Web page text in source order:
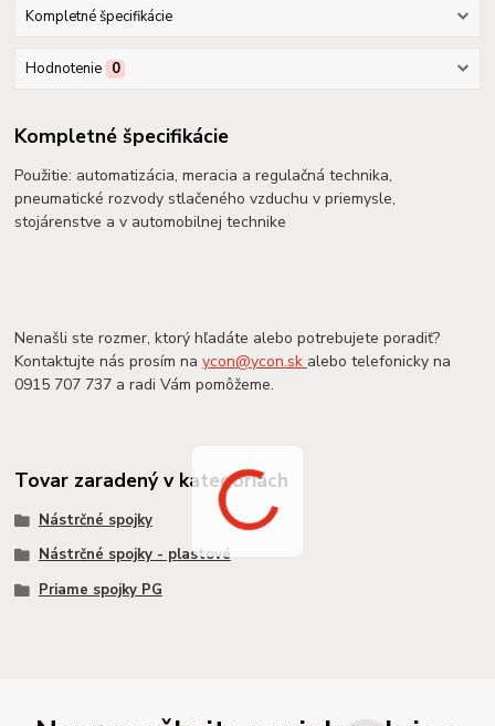
Kompletné špecifikácie
Hodnotenie 0
Kompletné špecifikácie
Použitie: automatizácia, meracia a regulačná technika,
pneumatické rozvody stlačeného vzduchu v priemysle,
stojárenstve a v automobilnej technike
Nenašli ste rozmer, ktorý hľadáte alebo potrebujete poradiť?
Kontaktujte nás prosím naycon@ycon.sk alebo telefonicky na
0915 707 737 a radi Vám pomôžeme.
Tovar zaradený v kategóriách
Nástrčné spojky
Nástrčné spojky - plastové
Priame spojky PG